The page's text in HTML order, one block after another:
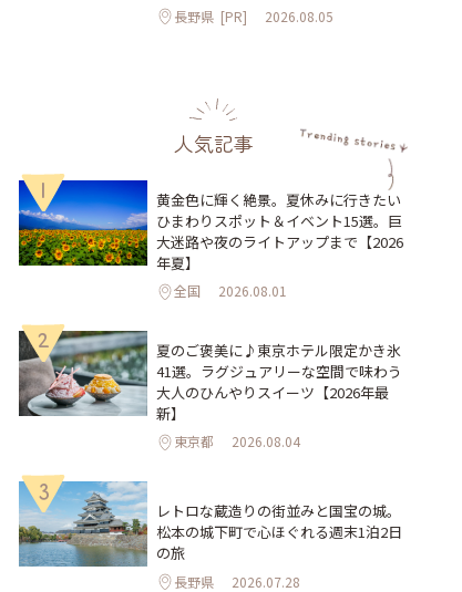
長野県 [PR] 2026.08.05
人気記事
1
黄金色に輝く絶景。夏休みに行きたい
ひまわりスポット＆イベント15選。巨
大迷路や夜のライトアップまで【2026
年夏】
全国 2026.08.01
2
夏のご褒美に♪東京ホテル限定かき氷
41選。ラグジュアリーな空間で味わう
大人のひんやりスイーツ【2026年最
新】
東京都 2026.08.04
3
レトロな蔵造りの街並みと国宝の城。
松本の城下町で心ほぐれる週末1泊2日
の旅
長野県 2026.07.28